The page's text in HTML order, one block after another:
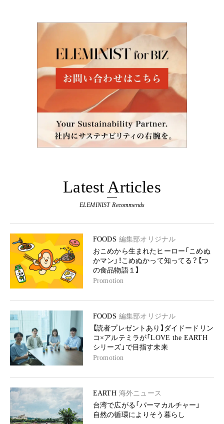
Latest Articles
ELEMINIST Recommends
FOODS 編集部オリジナル
おこめから生まれたヒーロー「こめぬ
かマン」！こめぬかって知ってる？【つ
の食品物語１】
Promotion
FOODS 編集部オリジナル
【読者プレゼントあり】ダイドードリン
コ×アルテミラが「LOVE the EARTH
シリーズ」で目指す未来
Promotion
EARTH 海外ニュース
台湾で広がる「パーマカルチャー」
自然の循環によりそう暮らし